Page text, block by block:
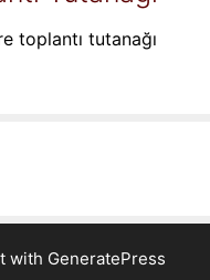
toplantı tutanağı
with GeneratePress